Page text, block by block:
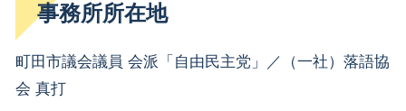
事務所所在地
町田市議会議員 会派「自由民主党」／（一社）落語協
会 真打